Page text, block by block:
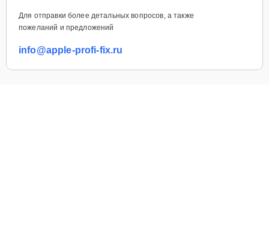
Для отправки более детальных вопросов, а также
пожеланий и предложений
info@apple-profi-fix.ru